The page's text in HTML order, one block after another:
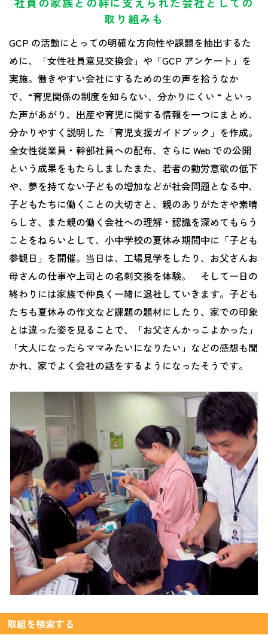
取り組みも
GCP の活動にとっての明確な方向性や課題を抽出するた
めに、「女性社員意見交換会」や「GCP アンケート」を
実施。働きやすい会社にするための生の声を拾うなか
で、“育児関係の制度を知らない、分かりにくい “ といっ
た声があがり、出産や育児に関する情報を一つにまとめ、
分かりやすく説明した「育児支援ガイドブック」を作成。
全女性従業員・幹部社員への配布、さらに Web での公開
という成果をもたらしましたまた、若者の勤労意欲の低下
や、夢を持てない子どもの増加などが社会問題となる中、
子どもたちに働くことの大切さと、親のありがたさや素晴
らしさ、また親の働く会社への理解・認識を深めてもらう
ことをねらいとして、小中学校の夏休み期間中に「子ども
参観日」を開催。当日は、工場見学をしたり、お父さんお
母さんの仕事や上司との名刺交換を体験。 そして一日の
終わりには家族で仲良く一緒に退社していきます。子ども
たちも夏休みの作文など課題の題材にしたり、家での印象
とは違った姿を見ることで、「お父さんかっこよかった」
「大人になったらママみたいになりたい」などの感想も聞
かれ、家でよく会社の話をするようになったそうです。
取組を検索する